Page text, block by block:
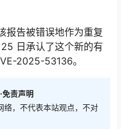
报告被错误地作为重复
日承认了这个新的有
2025-53136。
责声明
络，不代表本站观点，不对